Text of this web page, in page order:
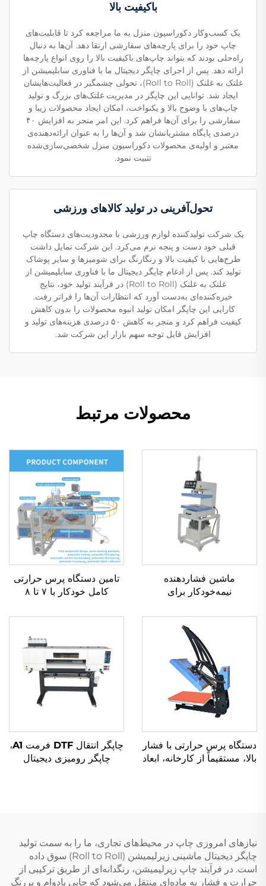
باکیفیت بالا
یک کسب‌وکار دکوراسیون منزل به ما مراجعه کرد تا قابلیت‌های
چاپ خود را برای پارچه‌های سفارشی ارتقا دهد. آن‌ها به دنبال
راه‌حلی بودند که بتواند چاپ‌های باکیفیت بالا را روی انواع پارچه‌ها
ارائه دهد. پس از اجرای چاپگر دیجیتال ما با فناوری سابلیمیشن از
غلتک به غلتک (Roll to Roll)، تحولی چشمگیر در فعالیت‌هایشان
ایجاد شد. توانایی این چاپگر در مدیریت غلتک‌های بزرگ و تولید
چاپ‌های با وضوح بالا و یکنواخت، امکان ایجاد محصولات زیبا و
سفارشی را برای آن‌ها فراهم کرد. این امر منجر به افزایش ۴۰
درصدی پایگاه مشتریانشان شد و آن‌ها را به عنوان ارائه‌دهنده‌ی
معتبر و اولیه‌ی محصولات دکوراسیون منزل شخصی‌سازی‌شده
تثبیت نمود.
تحول‌آفرینی در تولید کالاهای ورزشی
یک شرکت تولیدکننده لوازم ورزشی با محدودیت‌های دستگاه چاپ
قبلی خود دست و پنجه نرم می‌کرد. این شرکت تمایل داشت
طرح‌هایی با کیفیت بالا و رنگارنگ برای شومیزها و سایر پوشاک
تولید کند. پس از ادغام چاپگر دیجیتال ما با فناوری سابلیمیشن از
غلتک به غلتک (Roll to Roll) در فرآیند تولید خود، نتایج
خیره‌کننده‌ای به‌دست آورد که انتظارات آن‌ها را فراتر رفت.
کارایی این چاپگر امکان تولید انبوه محصولات را بدون کاهش
کیفیت فراهم کرد و منجر به کاهش ۵۰ درصدی هزینه‌های تولید و
افزایش قابل توجه سهم بازار این شرکت شد.
محصولات مرتبط
ماشین فشاردهنده
نیمه‌خودکار برای
چاپ برجسته سه‌بعدی روی
پارچه، صفحه فولادی برای
لوگوهای پارچه‌ای و چرمی
تامین دستگاه پرس حرارتی
کامل خودکار با ۷ تا ۸
برای انتقال حرارتی
سابلیمیشن، فشار هوایی
دستگاه پرس حرارتی با فشار
بالا، مستقیماً از کارخانه، ابعاد
چاپگر انتقال DTF فرمت A1،
چاپگر رومیزی دیجیتال
کاربرد آسان
نیازهای امروزی چاپ در محیط‌های تجاری، ما را به سمت تولید
چاپگر دیجیتال ماشینی زیرلیمیشن (Roll to Roll) سوق داده
است. در فرآیند چاپ زیرلیمیشن، رنگدانه‌ای از طریق ترکیبی از
حرارت و فشار به ماده‌ای منتقل می‌شود که چاپی بادوام و پررنگ